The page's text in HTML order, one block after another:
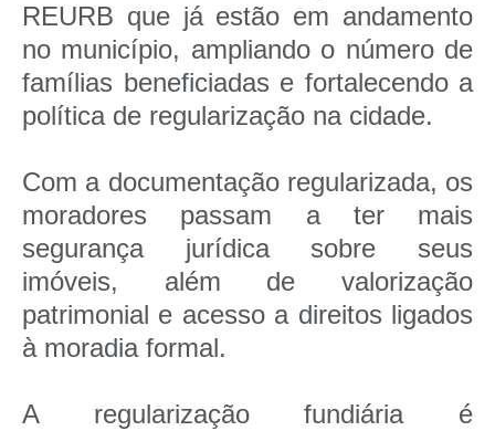
REURB que já estão em andamento
no município, ampliando o número de
famílias beneficiadas e fortalecendo a
política de regularização na cidade.
Com a documentação regularizada, os
moradores passam a ter mais
segurança jurídica sobre seus
imóveis, além de valorização
patrimonial e acesso a direitos ligados
à moradia formal.
A regularização fundiária é